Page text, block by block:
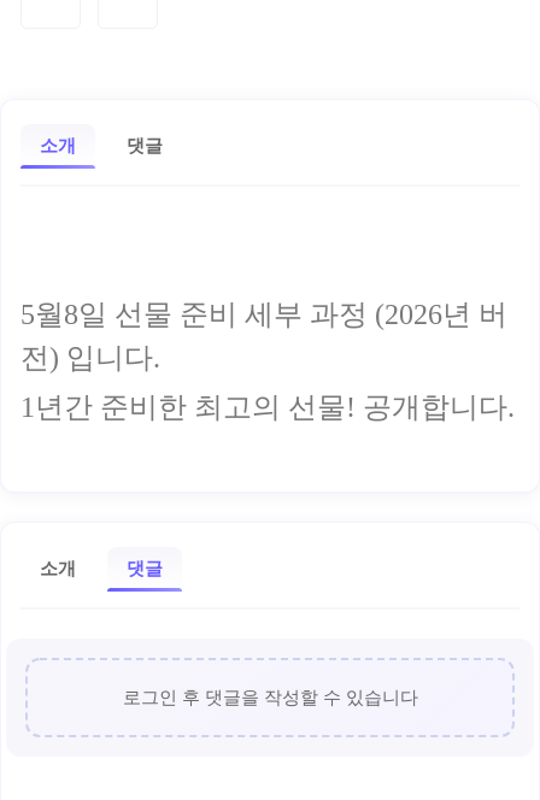
소개 댓글
5월8일 선물 준비 세부 과정 (2026년 버
전) 입니다.
1년간 준비한 최고의 선물! 공개합니다.
소개 댓글
로그인 후 댓글을 작성할 수 있습니다